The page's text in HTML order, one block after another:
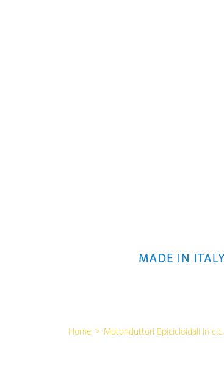
Home > Motoriduttori Epicicloidali in c.c.